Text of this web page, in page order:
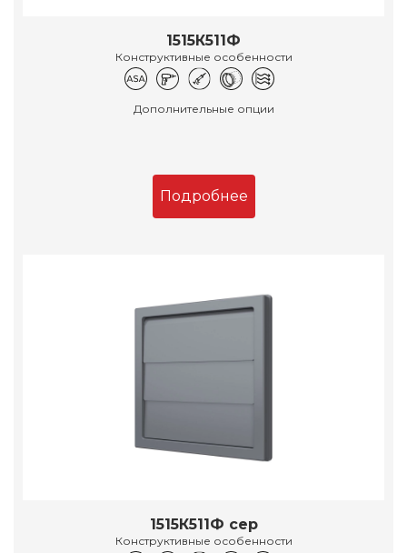
1515К511Ф
Конструктивные особенности
Дополнительные опции
Подробнее
1515К511Ф сер
Конструктивные особенности